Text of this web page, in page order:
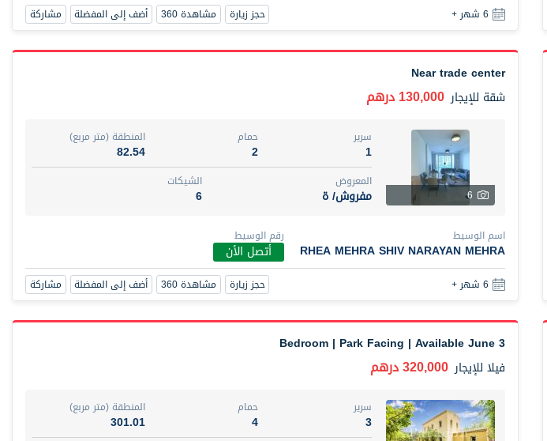
6 شهر + حجز زيارة مشاهدة 360 أضف إلى المفضلة مشاركة
Near trade center
شقة للإيجار 130,000 درهم
6
سرير
1
حمام
2
المنطقة (متر مربع)
82.54
المعروض
مفروش/ ة
الشيكات
6
اسم الوسيط
RHEA MEHRA SHIV NARAYAN MEHRA
رقم الوسيط
أتصل الأن
6 شهر + حجز زيارة مشاهدة 360 أضف إلى المفضلة مشاركة
3 Bedroom | Park Facing | Available June
فيلا للإيجار 320,000 درهم
سرير
3
حمام
4
المنطقة (متر مربع)
301.01